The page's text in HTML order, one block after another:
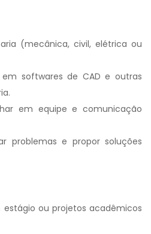
(mecânica, civil, elétrica ou
softwares de CAD e outras
em equipe e comunicação
problemas e propor soluções
estágio ou projetos acadêmicos